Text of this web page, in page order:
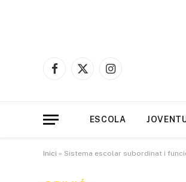
Facebook
X
Instagram
ESCOLA
Inici » Sistema escolar subordinat i